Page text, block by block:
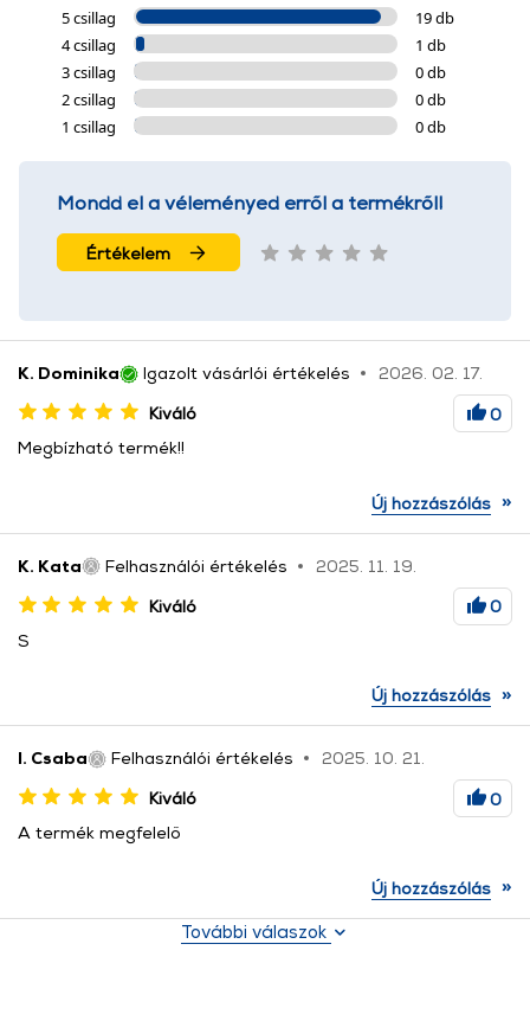
5 csillag
19 db
4 csillag
1 db
3 csillag
0 db
2 csillag
0 db
1 csillag
0 db
Mondd el a véleményed erről a termékről!
Értékelem
K. Dominika Igazolt vásárlói értékelés
2026. 02. 17.
Kiváló
0
Megbízható termék!!
Új hozzászólás »
K. Kata Felhasználói értékelés
2025. 11. 19.
Kiváló
0
S
Új hozzászólás »
I. Csaba Felhasználói értékelés
2025. 10. 21.
Kiváló
0
A termék megfelelő
Új hozzászólás »
További válaszok